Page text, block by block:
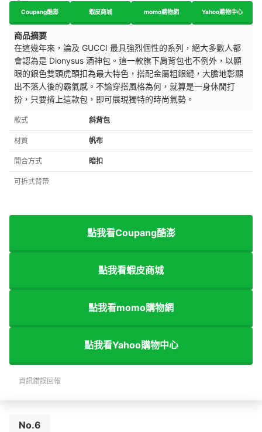
Coupang酷澎 蝦皮商城 momo購物網 Yahoo購物中心
商品摘要
在這幾年來，論及 GUCCI 最具強烈個性的系列，絕大多數人都
會認為是 Dionysus 酒神包。這一款旗下肩背包也不例外，以顯
眼的銀色雙頭虎頭扣為最大特色，搭配金屬粗銀鏈，大膽地彰顯
出不落人後的霸氣感。不論穿搭風格為何，就算是一身休閒打
扮，只要揹上這款包，即可展現獨特的時尚氣勢。
款式 斜背包
材質 帆布
開合方式 暗扣
可拆式背帶
點我看Coupang酷澎
點我看蝦皮商城
點我看momo購物網
點我看Yahoo購物中心
資訊錯誤回報
No.6